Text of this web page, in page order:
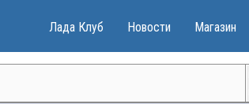
Лада Клуб Новости Магазин